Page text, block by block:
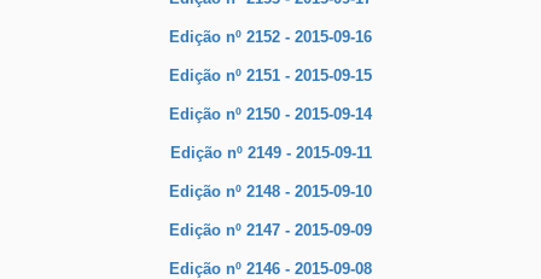
Edição nº 2152 - 2015-09-16
Edição nº 2151 - 2015-09-15
Edição nº 2150 - 2015-09-14
Edição nº 2149 - 2015-09-11
Edição nº 2148 - 2015-09-10
Edição nº 2147 - 2015-09-09
Edição nº 2146 - 2015-09-08